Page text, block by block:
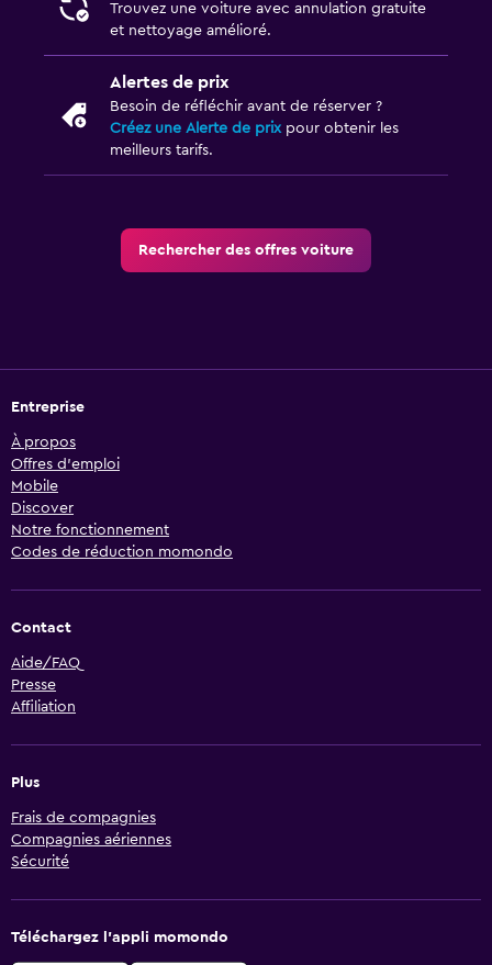
Trouvez une voiture avec annulation gratuite
et nettoyage amélioré.
Alertes de prix
Besoin de réfléchir avant de réserver ?
Créez une Alerte de prixpour obtenir les
meilleurs tarifs.
Rechercher des offres voiture
Entreprise
À propos
Offres d’emploi
Mobile
Discover
Notre fonctionnement
Codes de réduction momondo
Contact
Aide/FAQ
Presse
Affiliation
Plus
Frais de compagnies
Compagnies aériennes
Sécurité
Téléchargez l’appli momondo